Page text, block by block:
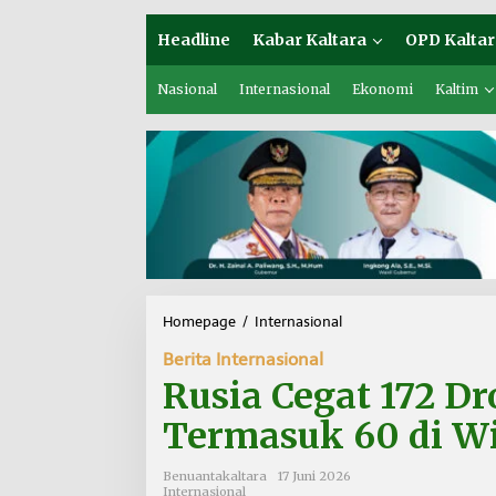
Headline Kabar Kaltara OPD
Nasional Internasional Ekonomi Kaltim
Homepage / Internasional
a
a
Berita Internasional
Rusia Cegat 172
Termasuk 60 di
Benuantakaltara
17 Juni 2026
Internasional